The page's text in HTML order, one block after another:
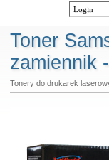
Toner
zamiennik
Tonery do drukarek